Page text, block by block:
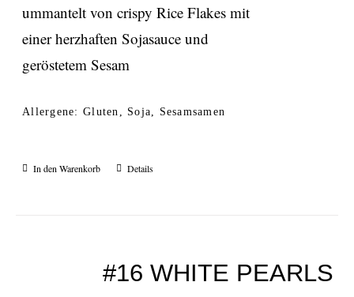
ummantelt von crispy Rice Flakes mit
einer herzhaften Sojasauce und
geröstetem Sesam
Allergene: Gluten, Soja, Sesamsamen
In den Warenkorb Details
#16 WHITE PEARLS